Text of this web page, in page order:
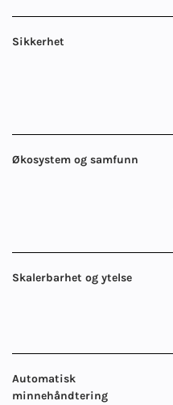
Sikkerhet
Økosystem og samfunn
Skalerbarhet og ytelse
Automatisk
minnehåndtering